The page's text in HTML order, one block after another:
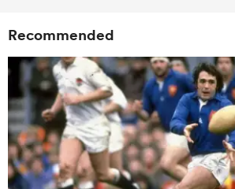
Recommended